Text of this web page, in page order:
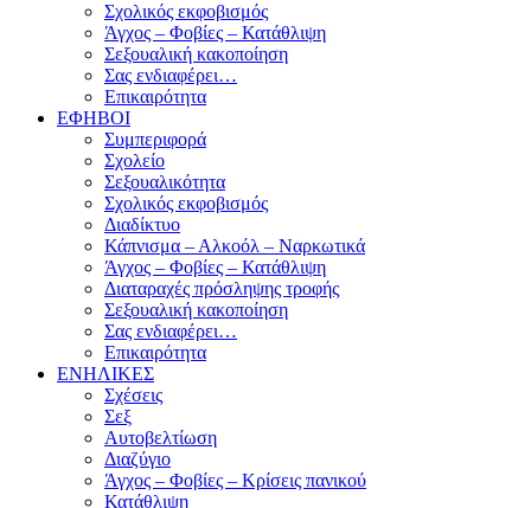
Σχολικός εκφοβισμός
Άγχος – Φοβίες – Κατάθλιψη
Σεξουαλική κακοποίηση
Σας ενδιαφέρει…
Επικαιρότητα
ΕΦΗΒΟΙ
Συμπεριφορά
Σχολείο
Σεξουαλικότητα
Σχολικός εκφοβισμός
Διαδίκτυο
Κάπνισμα – Αλκοόλ – Ναρκωτικά
Άγχος – Φοβίες – Κατάθλιψη
Διαταραχές πρόσληψης τροφής
Σεξουαλική κακοποίηση
Σας ενδιαφέρει…
Επικαιρότητα
ΕΝΗΛΙΚΕΣ
Σχέσεις
Σεξ
Αυτοβελτίωση
Διαζύγιο
Άγχος – Φοβίες – Κρίσεις πανικού
Κατάθλιψη